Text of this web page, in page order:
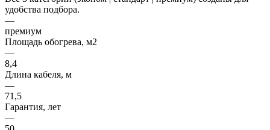
удобства подбора.
—
премиум
Площадь обогрева, м2
—
8,4
Длина кабеля, м
—
71,5
Гарантия, лет
—